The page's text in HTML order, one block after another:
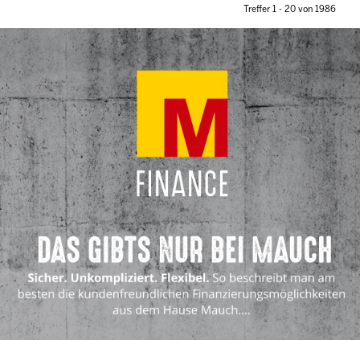
Treffer 1 - 20 von 1986